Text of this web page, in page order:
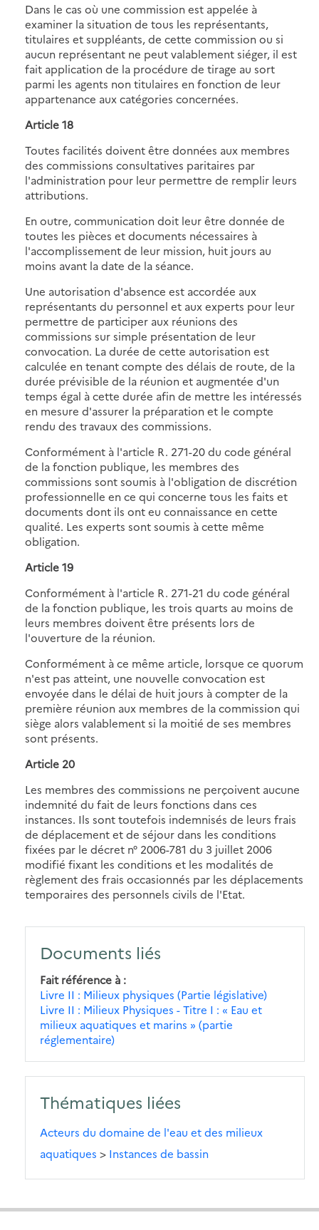
Dans le cas où une commission est appelée à
examiner la situation de tous les représentants,
titulaires et suppléants, de cette commission ou si
aucun représentant ne peut valablement siéger, il est
fait application de la procédure de tirage au sort
parmi les agents non titulaires en fonction de leur
appartenance aux catégories concernées.
Article 18
Toutes facilités doivent être données aux membres
des commissions consultatives paritaires par
l'administration pour leur permettre de remplir leurs
attributions.
En outre, communication doit leur être donnée de
toutes les pièces et documents nécessaires à
l'accomplissement de leur mission, huit jours au
moins avant la date de la séance.
Une autorisation d'absence est accordée aux
représentants du personnel et aux experts pour leur
permettre de participer aux réunions des
commissions sur simple présentation de leur
convocation. La durée de cette autorisation est
calculée en tenant compte des délais de route, de la
durée prévisible de la réunion et augmentée d'un
temps égal à cette durée afin de mettre les intéressés
en mesure d'assurer la préparation et le compte
rendu des travaux des commissions.
Conformément à l'article R. 271-20 du code général
de la fonction publique, les membres des
commissions sont soumis à l'obligation de discrétion
professionnelle en ce qui concerne tous les faits et
documents dont ils ont eu connaissance en cette
qualité. Les experts sont soumis à cette même
obligation.
Article 19
Conformément à l'article R. 271-21 du code général
de la fonction publique, les trois quarts au moins de
leurs membres doivent être présents lors de
l'ouverture de la réunion.
Conformément à ce même article, lorsque ce quorum
n'est pas atteint, une nouvelle convocation est
envoyée dans le délai de huit jours à compter de la
première réunion aux membres de la commission qui
siège alors valablement si la moitié de ses membres
sont présents.
Article 20
Les membres des commissions ne perçoivent aucune
indemnité du fait de leurs fonctions dans ces
instances. Ils sont toutefois indemnisés de leurs frais
de déplacement et de séjour dans les conditions
fixées par le décret n° 2006-781 du 3 juillet 2006
modifié fixant les conditions et les modalités de
règlement des frais occasionnés par les déplacements
temporaires des personnels civils de l'Etat.
Documents liés
Fait référence à
Livre II : Milieux physiques (Partie législative)
Livre II : Milieux Physiques - Titre I : « Eau et
milieux aquatiques et marins » (partie
réglementaire)
Thématiques liées
Acteurs du domaine de l'eau et des milieux
aquatiques > Instances de bassin